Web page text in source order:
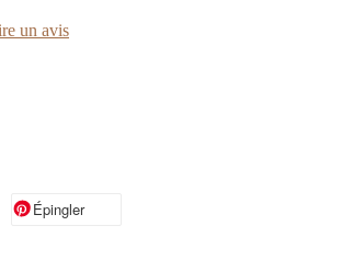
un avis
sur XÉpinglerÉpingler sur Pinterest